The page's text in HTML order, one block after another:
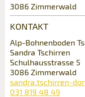
Ihr Feedback
Allgemeines
Anzeige nicht
Anzeige
Empfehlen Sie
weiter.
Reservation
Anzahl der
Vorname /
3086 Zimmerwald
KONTAKT
Alp-Bohnenboden
Sandra Tschirren
Schulhausstrasse 5
3086 Zimmerwald
sandra.tschirren-
031 819 48 49